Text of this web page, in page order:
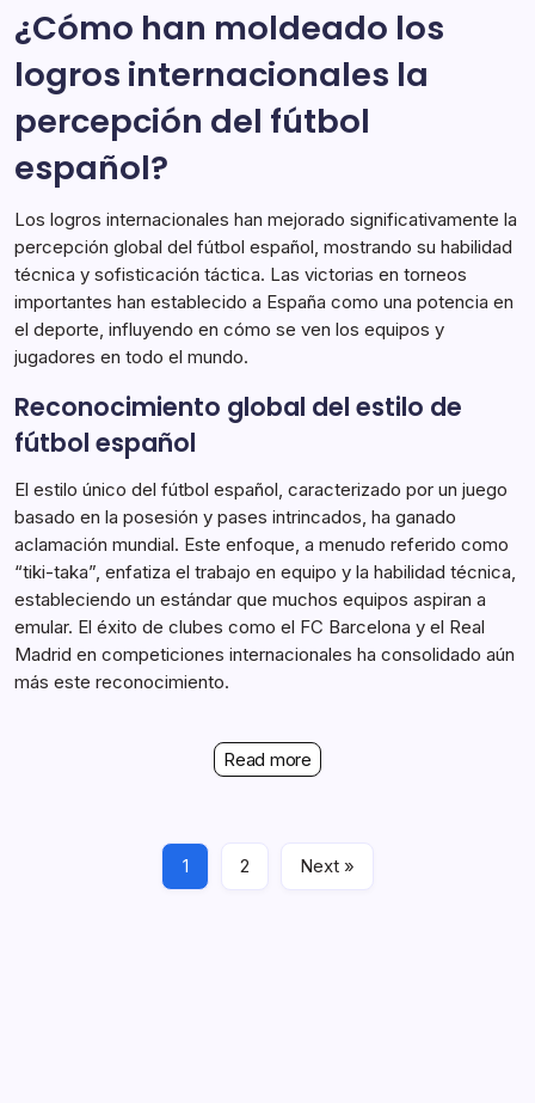
¿Cómo han moldeado los
logros internacionales la
percepción del fútbol
español?
Los logros internacionales han mejorado significativamente la
percepción global del fútbol español, mostrando su habilidad
técnica y sofisticación táctica. Las victorias en torneos
importantes han establecido a España como una potencia en
el deporte, influyendo en cómo se ven los equipos y
jugadores en todo el mundo.
Reconocimiento global del estilo de
fútbol español
El estilo único del fútbol español, caracterizado por un juego
basado en la posesión y pases intrincados, ha ganado
aclamación mundial. Este enfoque, a menudo referido como
“tiki-taka”, enfatiza el trabajo en equipo y la habilidad técnica,
estableciendo un estándar que muchos equipos aspiran a
emular. El éxito de clubes como el FC Barcelona y el Real
Madrid en competiciones internacionales ha consolidado aún
más este reconocimiento.
Read more
1 2 Next »